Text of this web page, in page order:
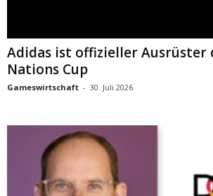
Adidas ist offizieller Ausrüster
Nations Cup
Gameswirtschaft - 30. Juli 2026